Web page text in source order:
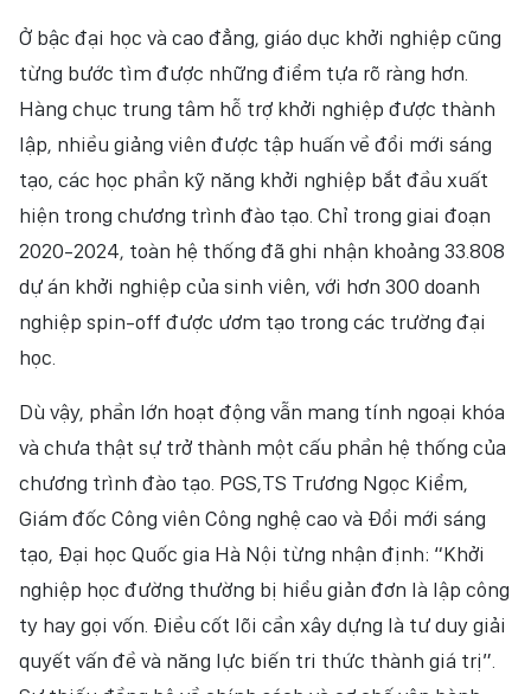
Ở bậc đại học và cao đẳng, giáo dục khởi nghiệp cũng
từng bước tìm được những điểm tựa rõ ràng hơn.
Hàng chục trung tâm hỗ trợ khởi nghiệp được thành
lập, nhiều giảng viên được tập huấn về đổi mới sáng
tạo, các học phần kỹ năng khởi nghiệp bắt đầu xuất
hiện trong chương trình đào tạo. Chỉ trong giai đoạn
2020-2024, toàn hệ thống đã ghi nhận khoảng 33.808
dự án khởi nghiệp của sinh viên, với hơn 300 doanh
nghiệp spin-off được ươm tạo trong các trường đại
học.
Dù vậy, phần lớn hoạt động vẫn mang tính ngoại khóa
và chưa thật sự trở thành một cấu phần hệ thống của
chương trình đào tạo. PGS,TS Trương Ngọc Kiểm,
Giám đốc Công viên Công nghệ cao và Đổi mới sáng
tạo, Đại học Quốc gia Hà Nội từng nhận định: “Khởi
nghiệp học đường thường bị hiểu giản đơn là lập công
ty hay gọi vốn. Điều cốt lõi cần xây dựng là tư duy giải
quyết vấn đề và năng lực biến tri thức thành giá trị”.